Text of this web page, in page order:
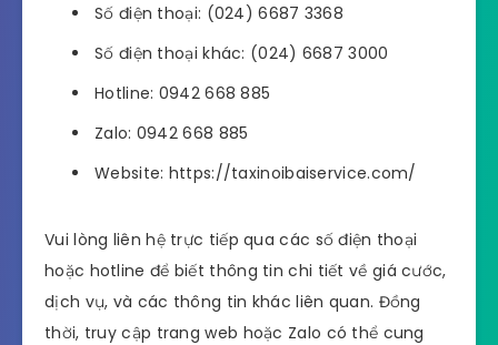
Số điện thoại: (024) 6687 3368
Số điện thoại khác: (024) 6687 3000
Hotline: 0942 668 885
Zalo: 0942 668 885
Website: https://taxinoibaiservice.com/
Vui lòng liên hệ trực tiếp qua các số điện thoại
hoặc hotline để biết thông tin chi tiết về giá cước,
dịch vụ, và các thông tin khác liên quan. Đồng
thời, truy cập trang web hoặc Zalo có thể cung